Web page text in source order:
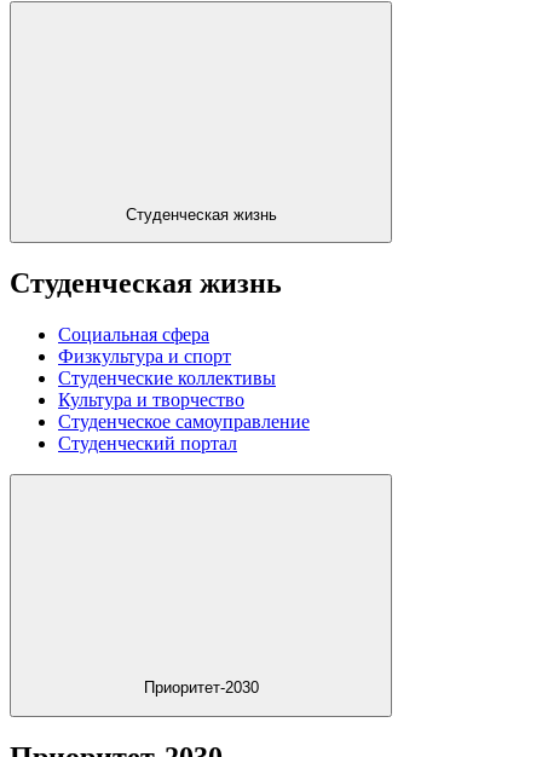
Студенческая жизнь
Студенческая жизнь
Социальная сфера
Физкультура и спорт
Студенческие коллективы
Культура и творчество
Студенческое самоуправление
Студенческий портал
Приоритет-2030